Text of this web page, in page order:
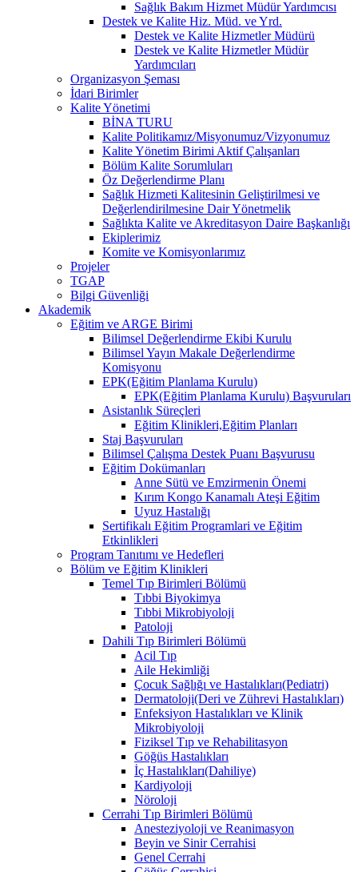
Sağlık Bakım Hizmet Müdür Yardımcısı
Destek ve Kalite Hiz. Müd. ve Yrd.
Destek ve Kalite Hizmetler Müdürü
Destek ve Kalite Hizmetler Müdür
Yardımcıları
Organizasyon Şeması
İdari Birimler
Kalite Yönetimi
BİNA TURU
Kalite Politikamız/Misyonumuz/Vizyonumuz
Kalite Yönetim Birimi Aktif Çalışanları
Bölüm Kalite Sorumluları
Öz Değerlendirme Planı
Sağlık Hizmeti Kalitesinin Geliştirilmesi ve
Değerlendirilmesine Dair Yönetmelik
Sağlıkta Kalite ve Akreditasyon Daire Başkanlığı
Ekiplerimiz
Komite ve Komisyonlarımız
Projeler
TGAP
Bilgi Güvenliği
Akademik
Eğitim ve ARGE Birimi
Bilimsel Değerlendirme Ekibi Kurulu
Bilimsel Yayın Makale Değerlendirme
Komisyonu
EPK(Eğitim Planlama Kurulu)
EPK(Eğitim Planlama Kurulu) Başvuruları
Asistanlık Süreçleri
Eğitim Klinikleri,Eğitim Planları
Staj Başvuruları
Bilimsel Çalışma Destek Puanı Başvurusu
Eğitim Dokümanları
​Anne Sütü ve Emzirmenin Önemi
Kırım Kongo Kanamalı Ateşi Eğitim
Uyuz Hastalığı
Sertifikalı Eğitim Programlari ve Eğitim
Etkinlikleri
Program Tanıtımı ve Hedefleri
Bölüm ve Eğitim Klinikleri
Temel Tıp Birimleri Bölümü
Tıbbi Biyokimya
Tıbbi Mikrobiyoloji
Patoloji
Dahili Tıp Birimleri Bölümü
Acil Tıp
Aile Hekimliği
Çocuk Sağlığı ve Hastalıkları(Pediatri)
Dermatoloji(Deri ve Zührevi Hastalıkları)
Enfeksiyon Hastalıkları ve Klinik
Mikrobiyoloji
Fiziksel Tıp ve Rehabilitasyon
Göğüs Hastalıkları
İç Hastalıkları(Dahiliye)
Kardiyoloji
Nöroloji
Cerrahi Tıp Birimleri Bölümü
Anesteziyoloji ve Reanimasyon
Beyin ve Sinir Cerrahisi
Genel Cerrahi